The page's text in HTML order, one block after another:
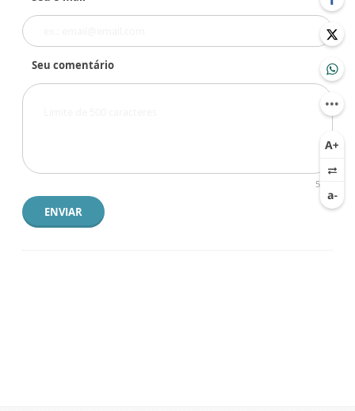
Seu comentário
500
ENVIAR